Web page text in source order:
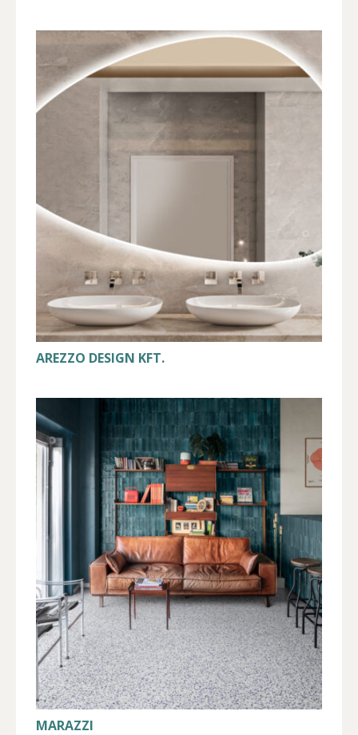
AREZZO DESIGN KFT.
MARAZZI